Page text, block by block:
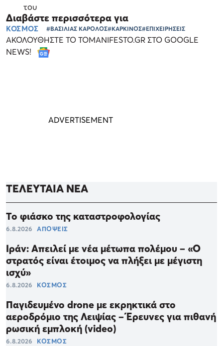
του
Διαβάστε περισσότερα για
ΚΟΣΜΟΣ #ΒΑΣΙΛΙΑΣ ΚΑΡΟΛΟΣ#ΚΑΡΚΙΝΟΣ#ΕΠΙΧΕΙΡΗΣΕΙΣ
ΑΚΟΛΟΥΘΗΣΤΕ ΤΟ TOMANIFESTO.GR ΣΤΟ GOOGLE
NEWS!
ΤΕΛΕΥΤΑΙΑ ΝΕΑ
Το φιάσκο της καταστροφολογίας
6.8.2026 ΑΠΟΨΕΙΣ
Ιράν: Απειλεί με νέα μέτωπα πολέμου – «Ο
στρατός είναι έτοιμος να πλήξει με μέγιστη
ισχύ»
6.8.2026 ΚΟΣΜΟΣ
Παγιδευμένο drone με εκρηκτικά στο
αεροδρόμιο της Λειψίας – Έρευνες για πιθανή
ρωσική εμπλοκή (video)
6.8.2026 ΚΟΣΜΟΣ